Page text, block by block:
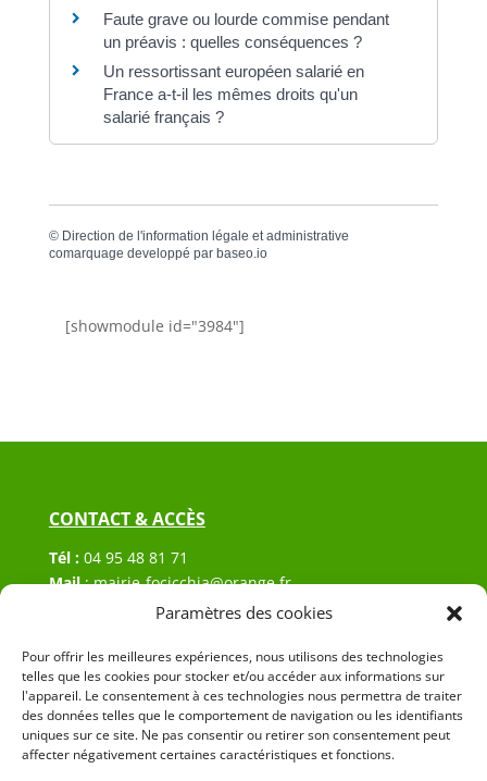
Paramètres des cookies
Pour offrir les meilleures expériences, nous utilisons des technologies
telles que les cookies pour stocker et/ou accéder aux informations sur
l'appareil. Le consentement à ces technologies nous permettra de traiter
des données telles que le comportement de navigation ou les identifiants
uniques sur ce site. Ne pas consentir ou retirer son consentement peut
affecter négativement certaines caractéristiques et fonctions.
Faute grave ou lourde commise pendant
un préavis : quelles conséquences ?
Un ressortissant européen salarié en
France a-t-il les mêmes droits qu'un
salarié français ?
© Direction de l'information légale et administrative
comarquage developpé par baseo.io
[showmodule id="3984"]
CONTACT & ACCÈS
Tél : 04 95 48 81 71
Mail:mairie-focicchia@orange.fr
Hôtel de ville de Focicchia
20212 Focicchia